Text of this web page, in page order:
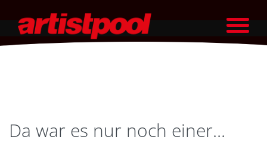
Da war es nur noch einer...